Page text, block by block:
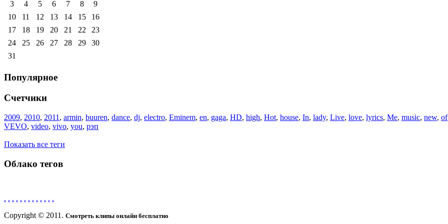
3
4 5 6 7 8
9
10
11 12 13 14 15
16
17
18 19 20 21 22
23
24
25 26 27 28 29
30
31
Популярное
Счетчики
2009, 2010, 2011 , armin, buuren, dance, dj, electro, Eminem, en, gaga, HD, high, Hot, house, In, lady, Live, love, lyrics, Me, music, new, of
VEVO, video, vivo, you, рэп
Показать все теги
Облако тегов
. . . . . . . . . . . . .
Copyright © 2011. Смотреть клипы онлайн бесплатно